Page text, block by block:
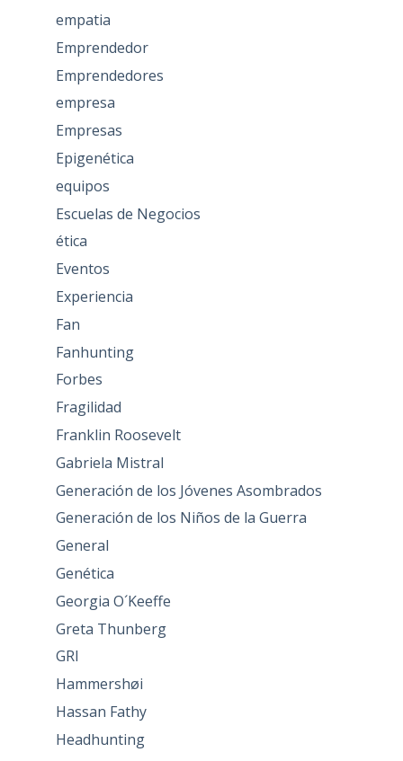
empatia
Emprendedor
Emprendedores
empresa
Empresas
Epigenética
equipos
Escuelas de Negocios
ética
Eventos
Experiencia
Fan
Fanhunting
Forbes
Fragilidad
Franklin Roosevelt
Gabriela Mistral
Generación de los Jóvenes Asombrados
Generación de los Niños de la Guerra
General
Genética
Georgia O´Keeffe
Greta Thunberg
GRI
Hammershøi
Hassan Fathy
Headhunting